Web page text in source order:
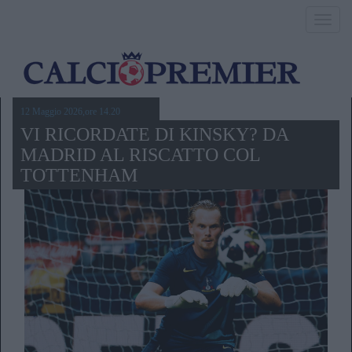
12 Maggio 2026,ore 14.20
VI RICORDATE DI KINSKY? DA
MADRID AL RISCATTO COL
TOTTENHAM